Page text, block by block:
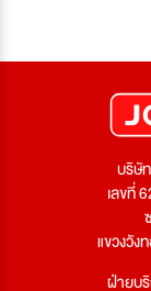
บริษั
เลขที่
แขวงวัง
ฝ่ายบ